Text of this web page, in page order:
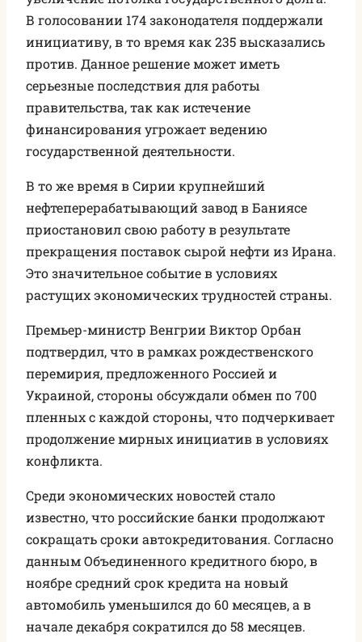
В голосовании 174 законодателя поддержали
инициативу, в то время как 235 высказались
против. Данное решение может иметь
серьезные последствия для работы
правительства, так как истечение
финансирования угрожает ведению
государственной деятельности.
В то же время в Сирии крупнейший
нефтеперерабатывающий завод в Баниясе
приостановил свою работу в результате
прекращения поставок сырой нефти из Ирана.
Это значительное событие в условиях
растущих экономических трудностей страны.
Премьер-министр Венгрии Виктор Орбан
подтвердил, что в рамках рождественского
перемирия, предложенного Россией и
Украиной, стороны обсуждали обмен по 700
пленных с каждой стороны, что подчеркивает
продолжение мирных инициатив в условиях
конфликта.
Среди экономических новостей стало
известно, что российские банки продолжают
сокращать сроки автокредитования. Согласно
данным Объединенного кредитного бюро, в
ноябре средний срок кредита на новый
автомобиль уменьшился до 60 месяцев, а в
начале декабря сократился до 58 месяцев.